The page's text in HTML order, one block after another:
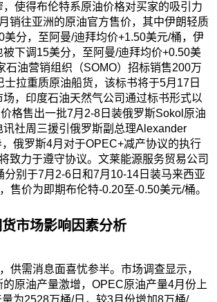
使得布伦特系原油价格对买家的吸引力
销往亚洲的原油官方售价，其中伊朗轻质
美分，至阿曼/迪拜均价+1.50美元/桶，伊
被下调15美分，至阿曼/迪拜均价+0.50美
石油营销组织（SOMO）招标销售200万
士拉重质原油船货，该标书将于5月17日
，印度石油天然气公司通过标书形式以
格售出一批7月2-8日装俄罗斯Sokol原油
社周三援引俄罗斯副总理Alexander
俄罗斯4月对于OPEC+减产协议的执行
致力于遵守协议。文莱能源服务贸易公司
分别于7月2-6日和7月10-14日装马来西亚
售价为即期布伦特-0.20至-0.50美元/桶。
市场影响因素分析
供需消息面喜忧参半。市场调查显示，
原油产量激增，OPEC原油产量4月份上